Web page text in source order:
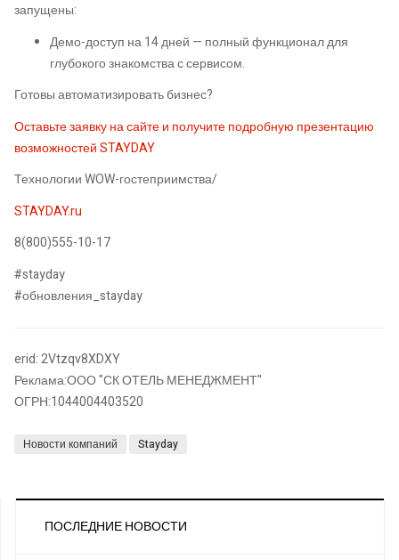
запущены:
Демо-доступ на 14 дней — полный функционал для
глубокого знакомства с сервисом.
Готовы автоматизировать бизнес?
Оставьте заявку на сайте и получите подробную презентацию
возможностей STAYDAY
Технологии WOW-гостеприимства/
STAYDAY.ru
8(800)555-10-17
#stayday
#обновления_stayday
erid: 2Vtzqv8XDXY
Реклама:ООО "СК ОТЕЛЬ МЕНЕДЖМЕНТ"
ОГРН:1044004403520
Новости компаний Stayday
ПОСЛЕДНИЕ НОВОСТИ